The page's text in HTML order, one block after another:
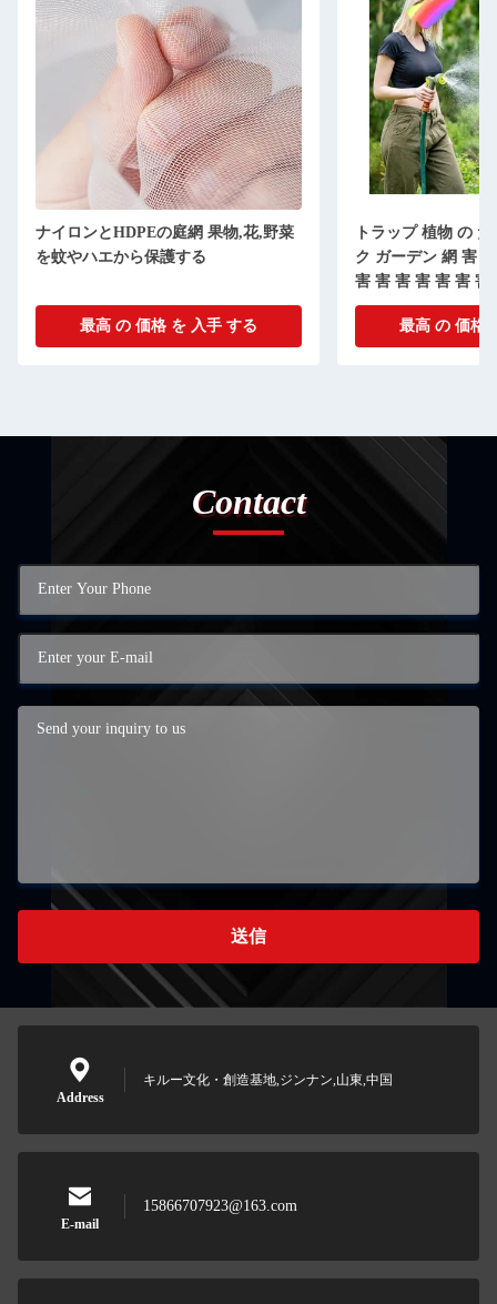
ナイロンとHDPEの庭網 果物,花,野菜
を蚊やハエから保護する
最高 の 価格 を 入手 する
トラップ 植物 の
ク ガーデン 網 害
害 害 害 害 害 害 害
害 害 害 害 害 害 害
害 害 害 害 害 害
害 害 害 害 害 害 害
害 害 害 害 害 害 害
最高 の 価格
Contact
送信
Address
キルー文化・創造基地,ジンナン,山東,中国
E-mail
15866707923@163.com